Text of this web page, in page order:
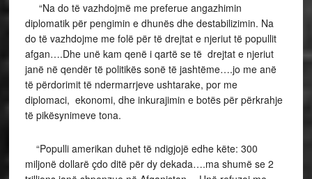
“Na do të vazhdojmë me preferue angazhimin
diplomatik për pengimin e dhunës dhe destabilizimin. Na
do të vazhdojme me folë për të drejtat e njeriut të popullit
afgan….Dhe unë kam qenë i qartë se të drejtat e njeriut
janë në qendër të politikës sonë të jashtëme….jo me anë
të përdorimit të ndermarrjeve ushtarake, por me
diplomaci, ekonomi, dhe inkurajimin e botës për përkrahje
të pikësynimeve tona.
“Populli amerikan duhet të ndigjojë edhe këte: 300
miljonë dollarë çdo ditë për dy dekada….ma shumë se 2